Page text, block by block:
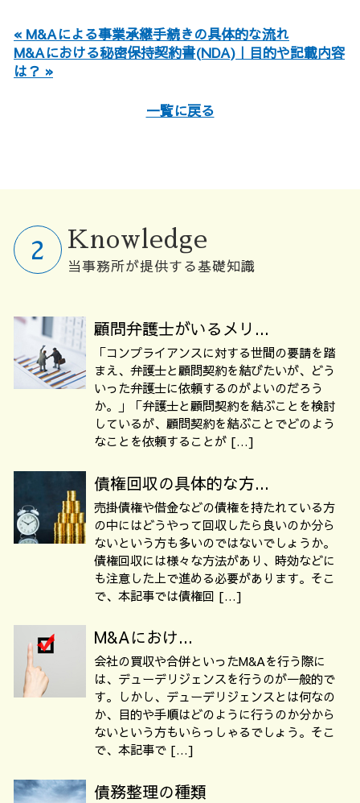
« M&Aによる事業承継手続きの具体的な流れ
M&Aにおける秘密保持契約書(NDA)｜目的や記載内容
は？ »
一覧に戻る
Knowledge
当事務所が提供する基礎知識
顧問弁護士がいるメリ...
「コンプライアンスに対する世間の要請を踏
まえ、弁護士と顧問契約を結びたいが、どう
いった弁護士に依頼するのがよいのだろう
か。」「弁護士と顧問契約を結ぶことを検討
しているが、顧問契約を結ぶことでどのよう
なことを依頼することが […]
債権回収の具体的な方...
売掛債権や借金などの債権を持たれている方
の中にはどうやって回収したら良いのか分ら
ないという方も多いのではないでしょうか。
債権回収には様々な方法があり、時効などに
も注意した上で進める必要があります。そこ
で、本記事では債権回 […]
M&Aにおけ...
会社の買収や合併といったM&Aを行う際に
は、デューデリジェンスを行うのが一般的で
す。しかし、デューデリジェンスとは何なの
か、目的や手順はどのように行うのか分から
ないという方もいらっしゃるでしょう。そこ
で、本記事で […]
債務整理の種類